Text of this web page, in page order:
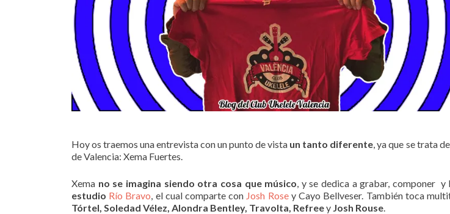
Hoy os traemos una entrevista con un punto de vista un tanto diferente , ya que se trata
de Valencia: Xema Fuertes.
Xema no se imagina siendo otra cosa que músico , y se dedica a grabar, componer
estudio Río Bravo , el cual comparte con Josh Rosey Cayo Bellveser. También toca
Tórtel, Soledad Vélez, Alondra Bentley, Travolta, Refreey Josh Rouse